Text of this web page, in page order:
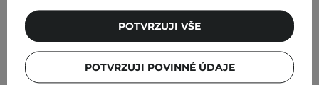
Claresa - Gloss Is My Boss - 05 Big Fish - Lesk na rty - 5
ml
POTVRZUJI POVINNÉ ÚDAJE
POTVRZUJI VŠE